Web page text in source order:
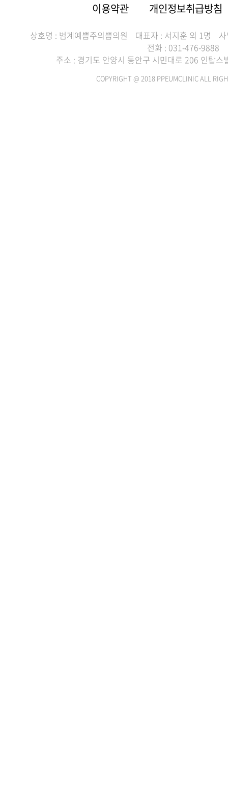
이용약관 개인정보취급방침
상호명 : 범계예쁨주의쁨의원 대표자 : 서지훈 외 1명
전화 : 031-476-9888
주소 : 경기도 안양시 동안구 시민대로 206 인탑
COPYRIGHT @ 2018 PPEUMCLINIC ALL